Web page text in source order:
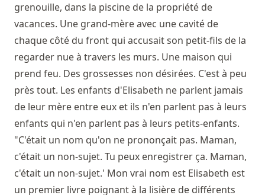
grenouille, dans la piscine de la propriété de
vacances. Une grand-mère avec une cavité de
chaque côté du front qui accusait son petit-fils de la
regarder nue à travers les murs. Une maison qui
prend feu. Des grossesses non désirées. C'est à peu
près tout. Les enfants d'Elisabeth ne parlent jamais
de leur mère entre eux et ils n'en parlent pas à leurs
enfants qui n'en parlent pas à leurs petits-enfants.
"C'était un nom qu'on ne prononçait pas. Maman,
c'était un non-sujet. Tu peux enregistrer ça. Maman,
c'était un non-sujet.' Mon vrai nom est Elisabeth est
un premier livre poignant à la lisière de différents